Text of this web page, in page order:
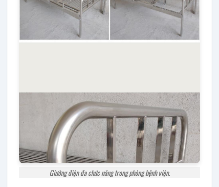
Giường điện đa chức năng trong phòng bệnh viện.